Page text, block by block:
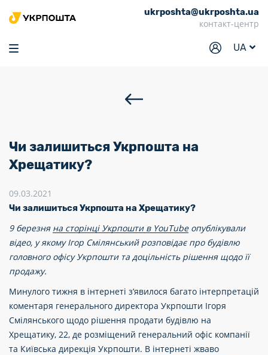
ukrposhta@ukrposhta.ua
контакт-центр
UA
Головна
Маркет
Відділення
Кар’єра
Для бізнесу
Чи залишиться Укрпошта на
Хрещатику?
09.03.2021
Чи залишиться Укрпошта на Хрещатику?
9 березня на сторінці Укрпошти в YouTubeопублікували
відео, у якому Ігор Смілянський розповідає про будівлю
головного офісу Укрпошти та доцільність рішення щодо її
продажу.
Минулого тижня в інтернеті з’явилося багато інтерпретацій
коментаря генерального директора Укрпошти Ігоря
Смілянського щодо рішення продати будівлю на
Хрещатику, 22, де розміщений генеральний офіс компанії
та Київська дирекція Укрпошти. В інтернеті жваво